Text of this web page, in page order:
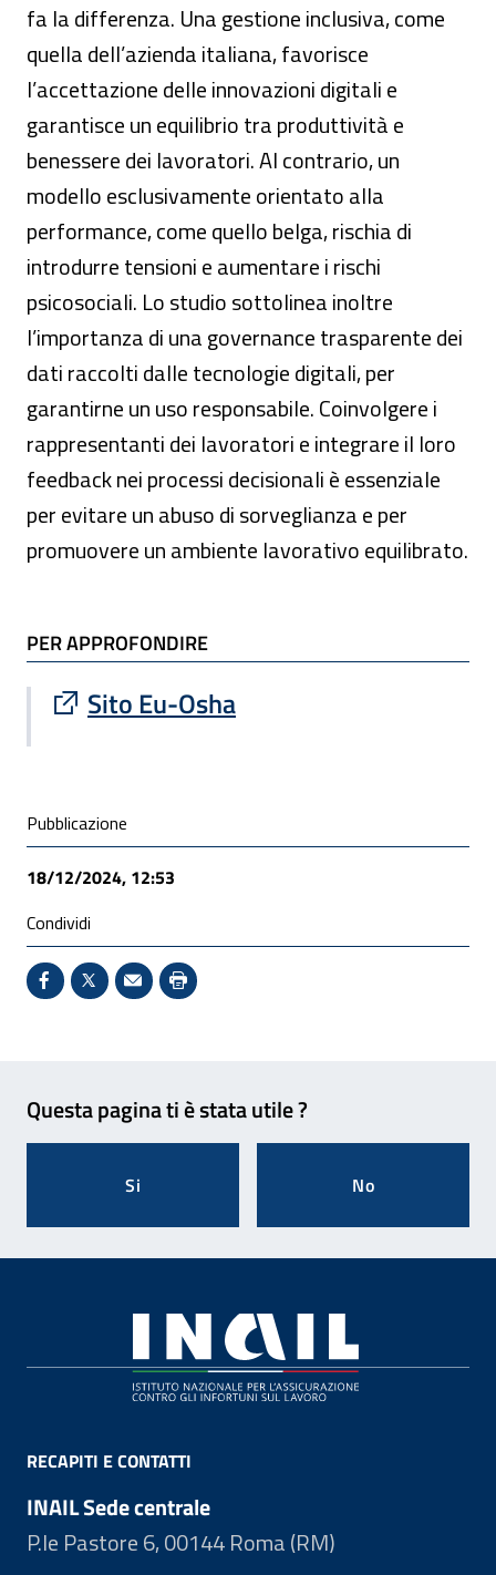
fa la differenza. Una gestione inclusiva, come
quella dell’azienda italiana, favorisce
l’accettazione delle innovazioni digitali e
garantisce un equilibrio tra produttività e
benessere dei lavoratori. Al contrario, un
modello esclusivamente orientato alla
performance, come quello belga, rischia di
introdurre tensioni e aumentare i rischi
psicosociali. Lo studio sottolinea inoltre
l’importanza di una governance trasparente dei
dati raccolti dalle tecnologie digitali, per
garantirne un uso responsabile. Coinvolgere i
rappresentanti dei lavoratori e integrare il loro
feedback nei processi decisionali è essenziale
per evitare un abuso di sorveglianza e per
promuovere un ambiente lavorativo equilibrato.
TI POTREBBE INTERESSARE
PER APPROFONDIRE
Sito Eu-Osha
Sito esterno : apre una nuova finestra
Condivisione social
Pubblicazione
18/12/2024, 12:53
Condividi
Condividi su Facebook - Sito esterno - Apertura in
X - Sito esterno - Apertura in nuova finestra
Invio Mail: apre il programma di posta
Stampa pagina: scelta meno
Questa pagina ti è stata utile ?
Si No
RECAPITI E CONTATTI
INAIL Sede centrale
P.le Pastore 6, 00144 Roma (RM)